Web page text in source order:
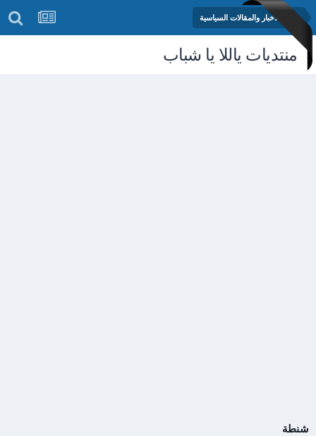
منتدى الأخبار والمقالات السياسية
منتديات ياللا يا شباب
شنطة